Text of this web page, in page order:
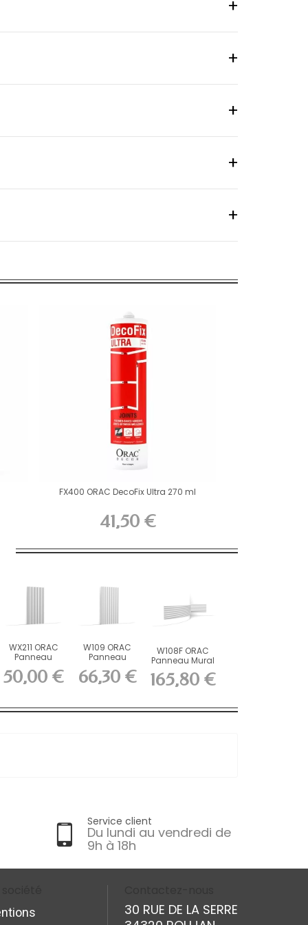
FX400 ORAC DecoFix Ultra 270 ml
41,50 €
WX211 ORAC
Panneau
Purotouch
L200...
50,00 €
W109 ORAC
Panneau
Purotouch
L200...
66,30 €
W108F ORAC
Panneau Mural
FLEX 3D Flex
L200...
165,80 €
Service client
Du lundi au vendredi de
9h à 18h
30 RUE DE LA SERRE